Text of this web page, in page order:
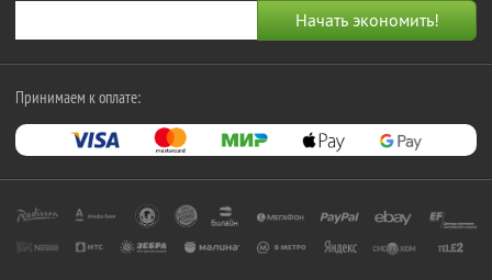
Принимаем к оплате: